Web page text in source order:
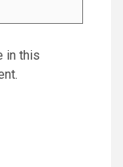
in this